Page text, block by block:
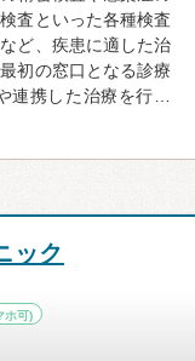
査といった各種検査
ど、疾患に適した治
初の窓口となる診療
連携した治療を行…
ック
ホ可)